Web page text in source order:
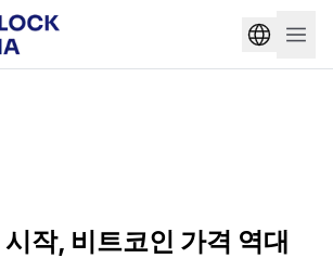
작, 비트코인 가격 역대